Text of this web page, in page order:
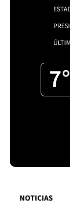
7°
NOTICIAS